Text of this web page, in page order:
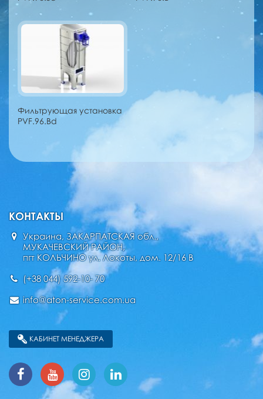
Фильтрующая установка
PVF.96.Bd
КОНТАКТЫ
Украина, ЗАКАРПАТСКАЯ обл.,
МУКАЧЕВСКИЙ РАЙОН,
пгт КОЛЬЧИНО ул. Локоты, дом. 12/16 В
(+38 044) 592-10- 70
info@aton-service.com.ua
КАБИНЕТ МЕНЕДЖЕРА